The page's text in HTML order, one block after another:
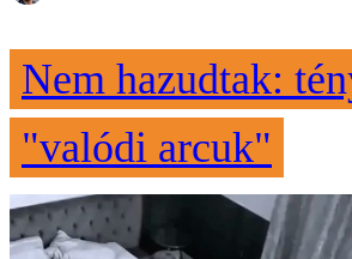
Nem hazudtak:
"valódi arcuk"